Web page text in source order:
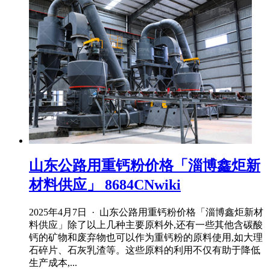
山东公路用重钙粉价格「淄博鑫炬新
材料供应」 8684CNwiki
2025年4月7日 · 山东公路用重钙粉价格「淄博鑫炬新材
料供应」除了以上几种主要原料外,还有一些其他含碳酸
钙的矿物和废弃物也可以作为重钙粉的原料使用,如大理
石碎片、石灰乳渣等。这些原料的利用不仅有助于降低
生产成本,...